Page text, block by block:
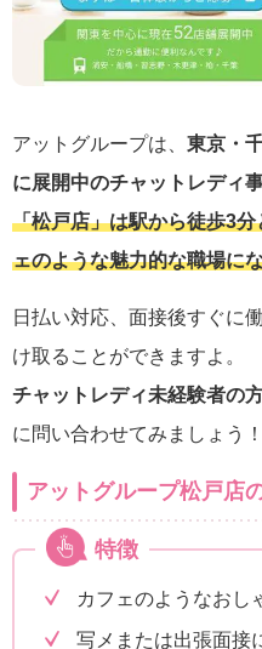
アットグループは、 東京・
に展開中のチャットレディ
「松戸店」は駅から徒歩3
ェのような魅力的な職場に
日払い対応、面接後すぐに
け取ることができますよ。
チャットレディ未経験者の
に問い合わせてみましょう！
アットグループ松戸店
特徴
カフェのようなおし
写メまたは出張面接